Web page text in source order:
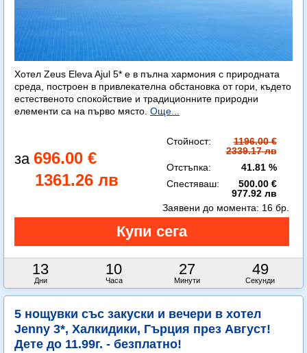
Хотел Zeus Eleva Ajul 5* е в пълна хармония с природната
среда, построен в привлекателна обстановка от гори, където
естественото спокойствие и традиционните природни
елементи са на първо място. Още...
696.00 €
1361.26 лв
Стойност:
1196.00 €
2339.17 лв
Отстъпка:
41.81 %
Спестяваш:
500.00 €
977.92 лв
13
Дни
10
Часа
27
Минути
48
Секунди
Заявени до момента: 16 бр.
5 нощувки със закуски и вечери в хотел
Jenny 3*, Халкидики, Гърция през Август!
Дете до 11.99г. - безплатно!